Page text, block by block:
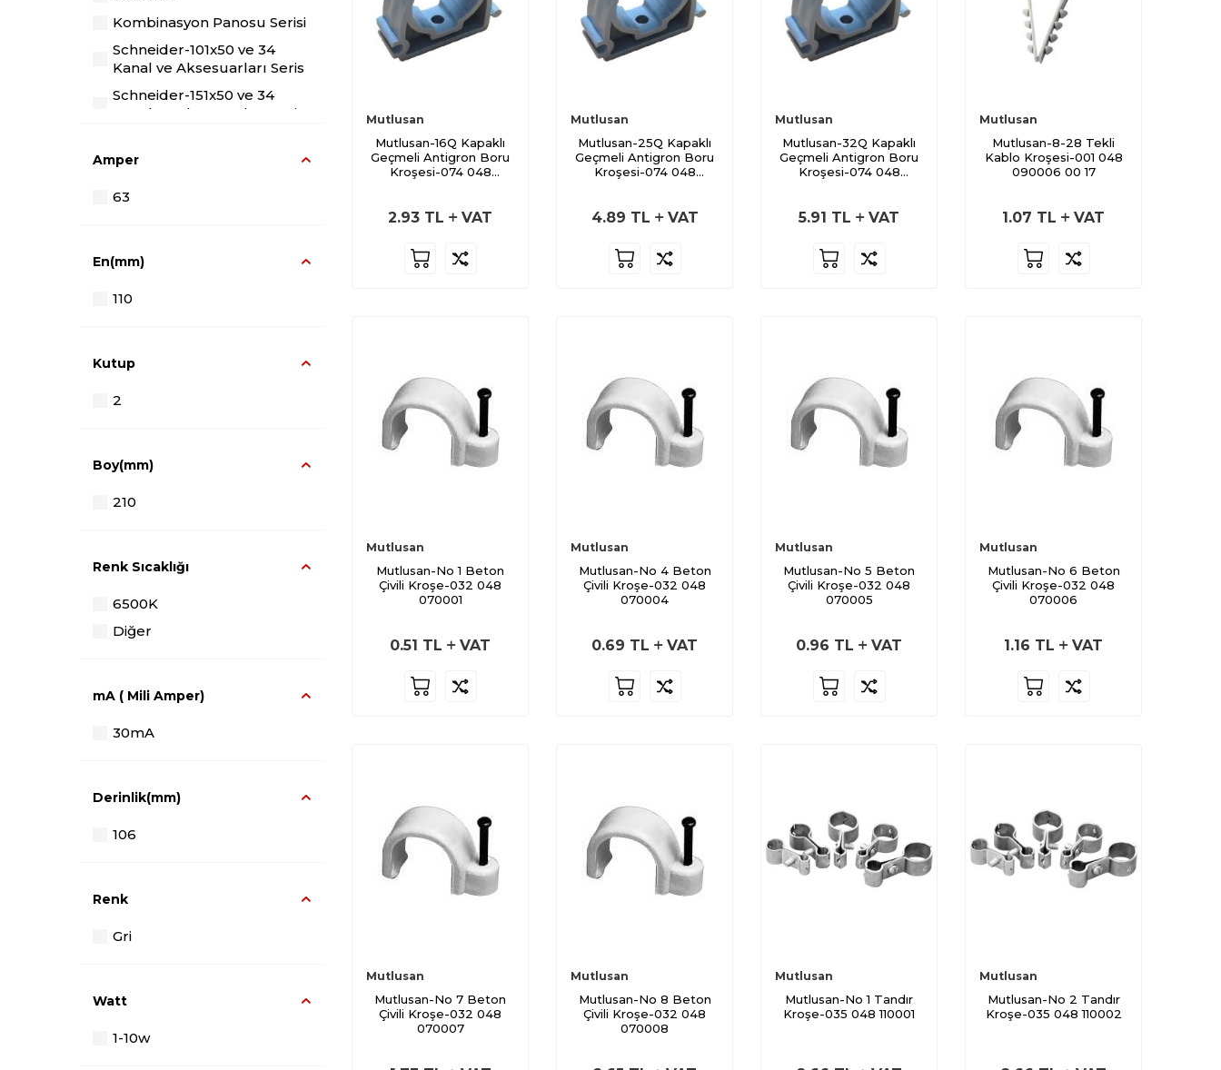
Gri
Beyaz
Ø3.5
Ø5
Ø16
Ø19.1
Özel
Kombinasyon Panosu Serisi
Schneider-101x50 ve 34
Kanal ve Aksesuarları Seris
Schneider-151x50 ve 34
Kanal ve Aksesuarları Seris
Röleleri Serisi
Amper
63
En(mm)
110
Kutup
2
Boy(mm)
210
Renk Sıcaklığı
6500K
Diğer
mA ( Mili Amper)
30mA
Derinlik(mm)
106
Renk
Gri
Watt
1-10w
Mutlusan
Mutlusan-16Q Kapaklı
Geçmeli Antigron Boru
Kroşesi-074 048
2.93 TL VAT
Mutlusan
Mutlusan-25Q Kapaklı
Geçmeli Antigron Boru
Kroşesi-074 048
4.89 TL VAT
Mutlusan
Mutlusan-32Q Kapaklı
Geçmeli Antigron Boru
Kroşesi-074 048
5.91 TL VAT
Mutlusan
Mutlusan-8-28 Tekli
Kablo Kroşesi-001 048
090006 00 17
1.07 TL VAT
Mutlusan
Mutlusan-No 1 Beton
Çivili Kroşe-032 048
070001
0.51 TL VAT
Mutlusan
Mutlusan-No 4 Beton
Çivili Kroşe-032 048
070004
0.69 TL VAT
Mutlusan
Mutlusan-No 5 Beton
Çivili Kroşe-032 048
070005
0.96 TL VAT
Mutlusan
Mutlusan-No 6 Beton
Çivili Kroşe-032 048
070006
1.16 TL VAT
Mutlusan
Mutlusan-No 7 Beton
Çivili Kroşe-032 048
070007
Mutlusan
Mutlusan-No 8 Beton
Çivili Kroşe-032 048
070008
Mutlusan
Mutlusan-No 1 Tandır
Kroşe-035 048 110001
Mutlusan
Mutlusan-No 2 Tandır
Kroşe-035 048 110002